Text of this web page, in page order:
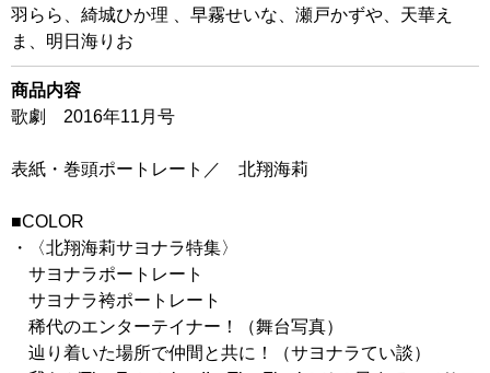
羽らら、綺城ひか理 、早霧せいな、瀬戸かずや、天華え
ま、明日海りお
商品内容
歌劇 2016年11月号
表紙・巻頭ポートレート／ 北翔海莉
■COLOR
・〈北翔海莉サヨナラ特集〉
サヨナラポートレート
サヨナラ袴ポートレート
稀代のエンターテイナー！（舞台写真）
辿り着いた場所で仲間と共に！（サヨナラてい談）